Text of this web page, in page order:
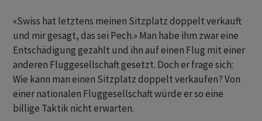
«Swiss hat letztens meinen Sitzplatz doppelt verkauft
und mir gesagt, das sei Pech.» Man habe ihm zwar eine
Entschädigung gezahlt und ihn auf einen Flug mit einer
anderen Fluggesellschaft gesetzt. Doch er frage sich:
Wie kann man einen Sitzplatz doppelt verkaufen? Von
einer nationalen Fluggesellschaft würde er so eine
billige Taktik nicht erwarten.